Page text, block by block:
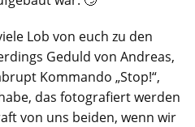
Lob von euch zu den
Geduld von Andreas,
Kommando „Stop!“,
das fotografiert werden
von uns beiden, wenn wir